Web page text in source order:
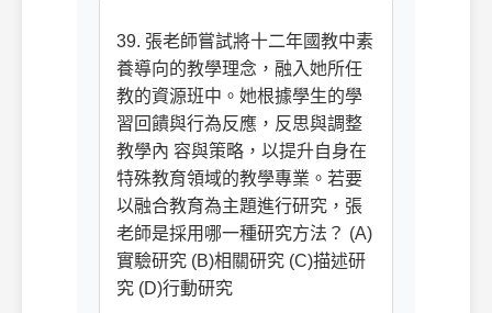
39. 張老師嘗試將十二年國教中素
養導向的教學理念，融入她所任
教的資源班中。她根據學生的學
習回饋與行為反應，反思與調整
教學內 容與策略，以提升自身在
特殊教育領域的教學專業。若要
以融合教育為主題進行研究，張
老師是採用哪一種研究方法？ (A)
實驗研究 (B)相關研究 (C)描述研
究 (D)行動研究